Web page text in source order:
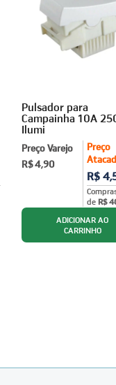
Pulsador para
Campainha 10A
Ilumi
Preço
R$
de R$
Preço Varejo
R$ 4,90